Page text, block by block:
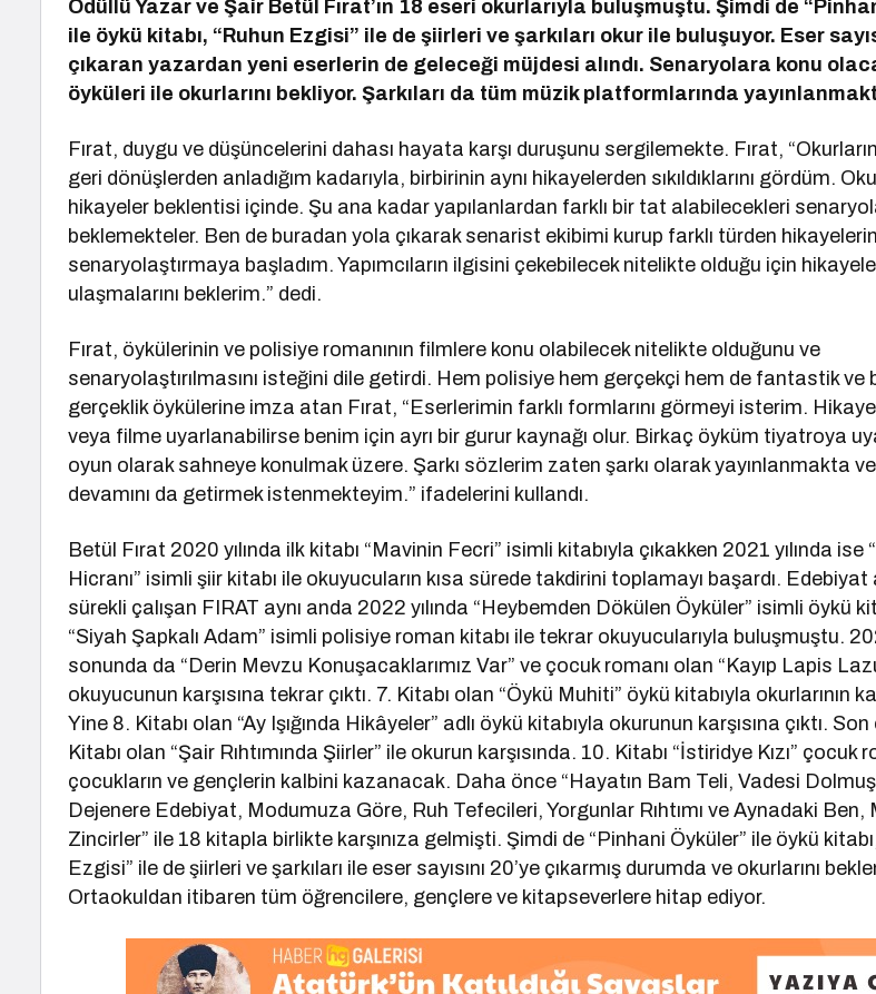
Ödüllü Yazar ve Şair Betül Fırat’ın 18 eseri okurlarıyla buluşmuştu. Şimdi de
ile öykü kitabı, “Ruhun Ezgisi” ile de şiirleri ve şarkıları okur ile buluşuyor. Eser
çıkaran yazardan yeni eserlerin de geleceği müjdesi alındı. Senaryolara konu
öyküleri ile okurlarını bekliyor. Şarkıları da tüm müzik platformlarında
Fırat, duygu ve düşüncelerini dahası hayata karşı duruşunu sergilemekte. Fırat,
geri dönüşlerden anladığım kadarıyla, birbirinin aynı hikayelerden sıkıldıklarını gördüm.
hikayeler beklentisi içinde. Şu ana kadar yapılanlardan farklı bir tat alabilecekleri
beklemekteler. Ben de buradan yola çıkarak senarist ekibimi kurup farklı türden
senaryolaştırmaya başladım. Yapımcıların ilgisini çekebilecek nitelikte olduğu için
ulaşmalarını beklerim.” dedi.
Fırat, öykülerinin ve polisiye romanının filmlere konu olabilecek nitelikte olduğunu ve
senaryolaştırılmasını isteğini dile getirdi. Hem polisiye hem gerçekçi hem de fantastik ve
gerçeklik öykülerine imza atan Fırat, “Eserlerimin farklı formlarını görmeyi isterim.
veya filme uyarlanabilirse benim için ayrı bir gurur kaynağı olur. Birkaç öyküm tiyatroya
oyun olarak sahneye konulmak üzere. Şarkı sözlerim zaten şarkı olarak yayınlanmakta
devamını da getirmek istenmekteyim.” ifadelerini kullandı.
Betül Fırat 2020 yılında ilk kitabı “Mavinin Fecri” isimli kitabıyla çıkakken 2021 yılında ise
Hicranı” isimli şiir kitabı ile okuyucuların kısa sürede takdirini toplamayı başardı. Edebiyat
sürekli çalışan FIRAT aynı anda 2022 yılında “Heybemden Dökülen Öyküler” isimli öykü
“Siyah Şapkalı Adam” isimli polisiye roman kitabı ile tekrar okuyucularıyla buluşmuştu.
sonunda da “Derin Mevzu Konuşacaklarımız Var” ve çocuk romanı olan “Kayıp Lapis
okuyucunun karşısına tekrar çıktı. 7. Kitabı olan “Öykü Muhiti” öykü kitabıyla okurlarının
Yine 8. Kitabı olan “Ay Işığında Hikâyeler” adlı öykü kitabıyla okurunun karşısına çıktı.
Kitabı olan “Şair Rıhtımında Şiirler” ile okurun karşısında. 10. Kitabı “İstiridye Kızı” çocuk
çocukların ve gençlerin kalbini kazanacak. Daha önce “Hayatın Bam Teli, Vadesi
Dejenere Edebiyat, Modumuza Göre, Ruh Tefecileri, Yorgunlar Rıhtımı ve Aynadaki Ben,
Zincirler” ile 18 kitapla birlikte karşınıza gelmişti. Şimdi de “Pinhani Öyküler” ile öykü
Ezgisi” ile de şiirleri ve şarkıları ile eser sayısını 20’ye çıkarmış durumda ve okurlarını
Ortaokuldan itibaren tüm öğrencilere, gençlere ve kitapseverlere hitap ediyor.